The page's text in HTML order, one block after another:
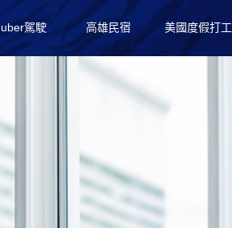
uber駕駛 高雄民宿 美國度假打工